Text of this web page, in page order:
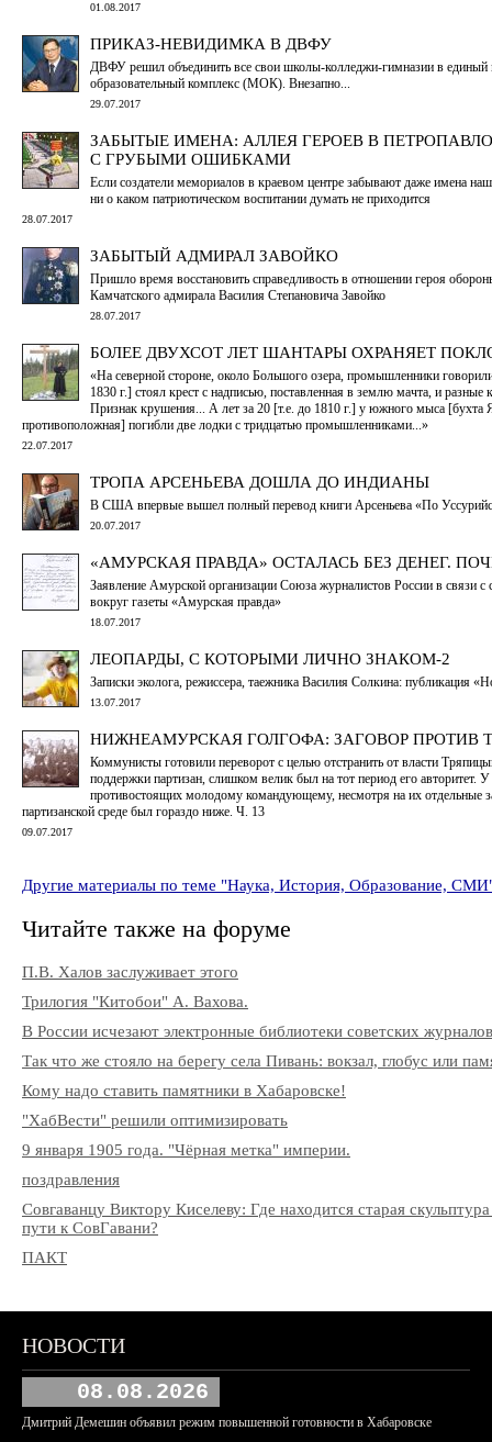
01.08.2017
ПРИКАЗ-НЕВИДИМКА В ДВФУ
ДВФУ решил объединить все свои школы-колледжи-гимназии в
образовательный комплекс (МОК). Внезапно...
29.07.2017
ЗАБЫТЫЕ ИМЕНА: АЛЛЕЯ ГЕРОЕВ В
С ГРУБЫМИ ОШИБКАМИ
Если создатели мемориалов в краевом центре забывают даже имена
ни о каком патриотическом воспитании думать не приходится
28.07.2017
ЗАБЫТЫЙ АДМИРАЛ ЗАВОЙКО
Пришло время восстановить справедливость в отношении героя
Камчатского адмирала Василия Степановича Завойко
28.07.2017
БОЛЕЕ ДВУХСОТ ЛЕТ ШАНТАРЫ ОХРАНЯЕТ
«На северной стороне, около Большого озера, промышленники
1830 г.] стоял крест с надписью, поставленная в землю мачта, и разные
Признак крушения... А лет за 20 [т.е. до 1810 г.] у южного мыса [бухта
противоположная] погибли две лодки с тридцатью промышленниками...»
22.07.2017
ТРОПА АРСЕНЬЕВА ДОШЛА ДО ИНДИАНЫ
В США впервые вышел полный перевод книги Арсеньева «По
20.07.2017
«АМУРСКАЯ ПРАВДА» ОСТАЛАСЬ БЕЗ ДЕНЕГ.
Заявление Амурской организации Союза журналистов России в связи с
вокруг газеты «Амурская правда»
18.07.2017
ЛЕОПАРДЫ, С КОТОРЫМИ ЛИЧНО ЗНАКОМ-2
Записки эколога, режиссера, таежника Василия Солкина: публикация
13.07.2017
НИЖНЕАМУРСКАЯ ГОЛГОФА: ЗАГОВОР ПРОТИВ
Коммунисты готовили переворот с целью отстранить от власти
поддержки партизан, слишком велик был на тот период его авторитет.
противостоящих молодому командующему, несмотря на их отдельные
партизанской среде был гораздо ниже. Ч. 13
09.07.2017
Другие материалы по теме "Наука, История, Образование,
Читайте также на форуме
П.В. Халов заслуживает этого
Трилогия "Китобои" А. Вахова.
В России исчезают электронные библиотеки советских журналов
Так что же стояло на берегу села Пивань: вокзал, глобус или
Кому надо ставить памятники в Хабаровске!
"ХабВести" решили оптимизировать
9 января 1905 года. "Чёрная метка" империи.
поздравления
Совгаванцу Виктору Киселеву: Где находится старая
пути к СовГавани?
ПАКТ
НОВОСТИ
08.08.2026
Дмитрий Демешин объявил режим повышенной готовности в Хабаровске